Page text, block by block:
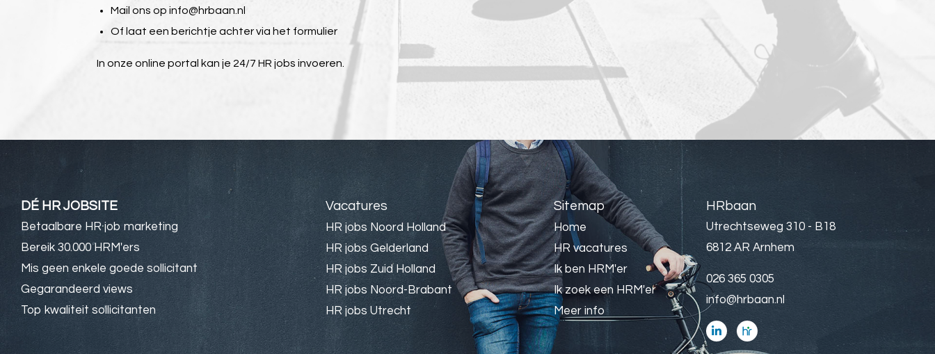
Mail ons opinfo@hrbaan.nl
Of laat een berichtje achter via het formulier
In onze online portal kan je 24/7 HR jobs invoeren.
DÉ HR JOBSITE
Betaalbare HR job marketing
Bereik 30.000 HRM'ers
Mis geen enkele goede sollicitant
Gegarandeerd views
Top kwaliteit sollicitanten
Vacatures
HR jobs Noord Holland
HR jobs Gelderland
HR jobs Zuid Holland
HR jobs Noord-Brabant
HR jobs Utrecht
Sitemap
Home
HR vacatures
Ik ben HRM'er
Ik zoek een HRM'er
Meer info
HRbaan
Utrechtseweg 310 - B18
6812 AR Arnhem
026 365 0305
info@hrbaan.nl